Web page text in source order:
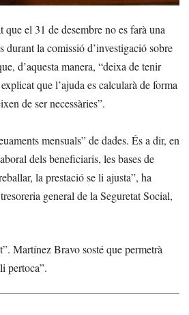
el 31 de desembre no es farà una
durant la comissió d’investigació sobre
d’aquesta manera, “deixa de tenir
que l’ajuda es calcularà de forma
de ser necessàries”.
mensuals” de dades. És a dir, en
dels beneficiaris, les bases de
la prestació se li ajusta”, ha
general de la Seguretat Social,
Martínez Bravo sosté que permetrà
pertoca”.